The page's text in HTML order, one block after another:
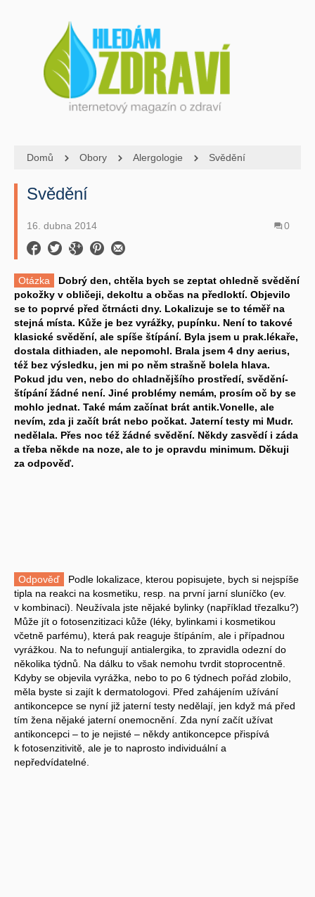
Domů Obory Alergologie Svědění
Svědění
16. dubna 2014 0
Otázka
Dobrý den, chtěla bych se zeptat ohledně svědění
pokožky v obličeji, dekoltu a občas na předloktí. Objevilo
se to poprvé před čtrnácti dny. Lokalizuje se to téměř na
stejná místa. Kůže je bez vyrážky, pupínku. Není to takové
klasické svědění, ale spíše štípání. Byla jsem u prak.lékaře,
dostala dithiaden, ale nepomohl. Brala jsem 4 dny aerius,
též bez výsledku, jen mi po něm strašně bolela hlava.
Pokud jdu ven, nebo do chladnějšího prostředí, svědění-
štípání žádné není. Jiné problémy nemám, prosím oč by se
mohlo jednat. Také mám začínat brát antik.Vonelle, ale
nevím, zda ji začít brát nebo počkat. Jaterní testy mi Mudr.
nedělala. Přes noc též žádné svědění. Někdy zasvědí i záda
a třeba někde na noze, ale to je opravdu minimum. Děkuji
za odpověď.
Odpověď
Podle lokalizace, kterou popisujete, bych si nejspíše
tipla na reakci na kosmetiku, resp. na první jarní sluníčko (ev.
v kombinaci). Neužívala jste nějaké bylinky (například třezalku?)
Může jít o fotosenzitizaci kůže (léky, bylinkami i kosmetikou
včetně parfému), která pak reaguje štípáním, ale i případnou
vyrážkou. Na to nefungují antialergika, to zpravidla odezní do
několika týdnů. Na dálku to však nemohu tvrdit stoprocentně.
Kdyby se objevila vyrážka, nebo to po 6 týdnech pořád zlobilo,
měla byste si zajít k dermatologovi. Před zahájením užívání
antikoncepce se nyní již jaterní testy nedělají, jen když má před
tím žena nějaké jaterní onemocnění. Zda nyní začít užívat
antikoncepci – to je nejisté – někdy antikoncepce přispívá
k fotosenzitivitě, ale je to naprosto individuální a
nepředvídatelné.